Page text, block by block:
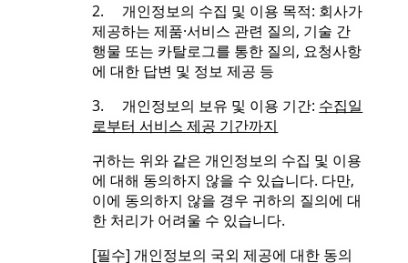
2. 개인정보의 수집 및 이용 목적: 회사가
제공하는 제품·서비스 관련 질의, 기술 간
행물 또는 카탈로그를 통한 질의, 요청사항
에 대한 답변 및 정보 제공 등
3. 개인정보의 보유 및 이용 기간: 수집일
로부터 서비스 제공 기간까지
귀하는 위와 같은 개인정보의 수집 및 이용
에 대해 동의하지 않을 수 있습니다. 다만,
이에 동의하지 않을 경우 귀하의 질의에 대
한 처리가 어려울 수 있습니다.
[필수] 개인정보의 국외 제공에 대한 동의